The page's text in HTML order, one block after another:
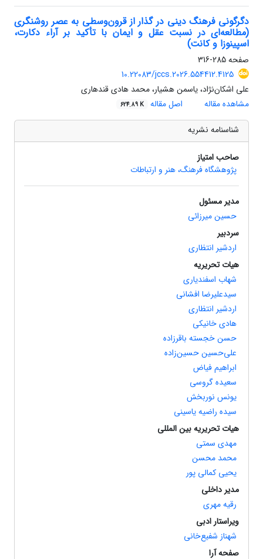
دگرگونی فرهنگ دینی در گذار از قرون‌وسطی به عصر روشنگری
(مطالعه‌ای در نسبت عقل و ایمان با تأکید بر آراء دکارت،
اسپینوزا و کانت)
صفحه285-316
10.22083/jccs.2026.554412.4125
علی اشکان‌نژاد، یاسمن هشیار، محمد هادی قندهاری
مشاهده مقاله
اصل مقاله 624.89 K
شناسنامه نشریه
صاحب امتیاز
پژوهشگاه فرهنگ، هنر و ارتباطات
مدیر مسئول
حسین میرزائی
سردبیر
اردشیر انتظاری
هیات تحریریه
شهاب اسفندیاری
سیدعلیرضا افشانی
اردشیر انتظاری
هادی‌ خانیکی‌
حسن خجسته باقرزاده
علی‌حسین حسین‌زاده
ابراهیم فیاض
سعیده گروسی
یونس نوربخش
سیده راضیه یاسینی
هیات تحریریه بین المللی
مهدی سمتی
محمد محسن
یحیی کمالی پور
مدیر داخلی
رقیه مهری
ویراستار ادبی
شهناز شفیع‌خانی
صفحه آرا